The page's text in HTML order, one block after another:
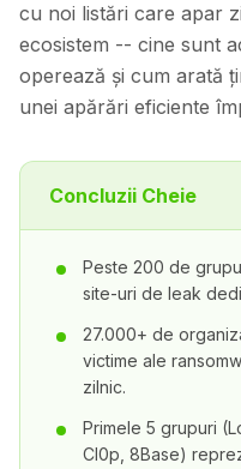
cu noi listări care apar
ecosistem -- cine sunt
operează și cum arată
unei apărări eficiente
Concluzii Cheie
Peste 200 de
site-uri de leak
27.000+ de
victime ale
zilnic.
Primele 5 grupuri
Cl0p, 8Base)